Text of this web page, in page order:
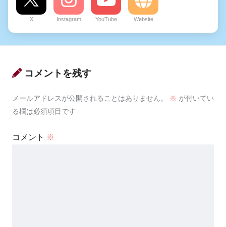
X Instagram YouTube Website
コメントを残す
メールアドレスが公開されることはありません。 ※ が付いてい
る欄は必須項目です
コメント ※